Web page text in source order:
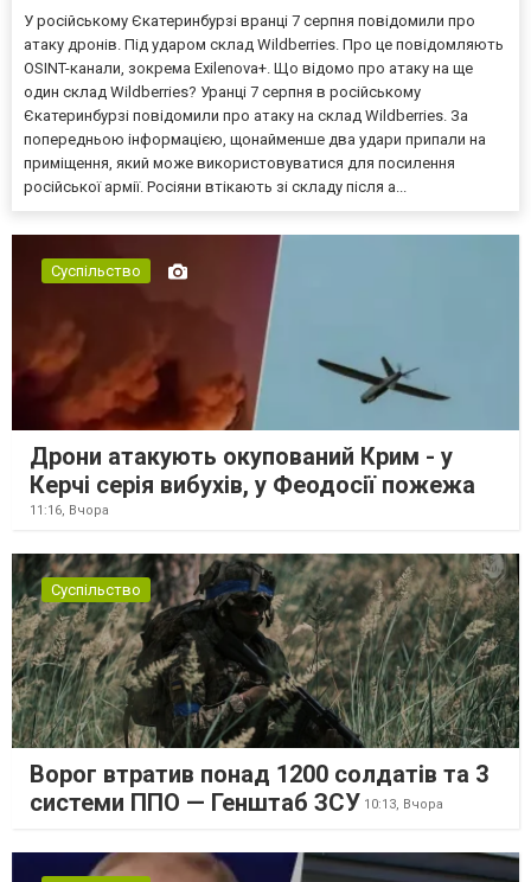
У російському Єкатеринбурзі вранці 7 серпня повідомили про
атаку дронів. Під ударом склад Wildberries. Про це повідомляють
OSINT-канали, зокрема Exilenova+. Що відомо про атаку на ще
один склад Wildberries? Уранці 7 серпня в російському
Єкатеринбурзі повідомили про атаку на склад Wildberries. За
попередньою інформацією, щонайменше два удари припали на
приміщення, який може використовуватися для посилення
російської армії. Росіяни втікають зі складу після а...
Суспільство
Дрони атакують окупований Крим - у
Керчі серія вибухів, у Феодосії пожежа
11:16, Вчора
Суспільство
Ворог втратив понад 1200 солдатів та 3
системи ППО — Генштаб ЗСУ 10:13, Вчора